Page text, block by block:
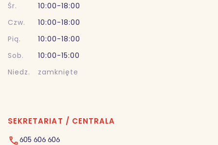
Śr.
10:00-18:00
Czw.
10:00-18:00
Pią.
10:00-18:00
Sob.
10:00-15:00
Niedz.
zamknięte
SEKRETARIAT / CENTRALA
605 606 606